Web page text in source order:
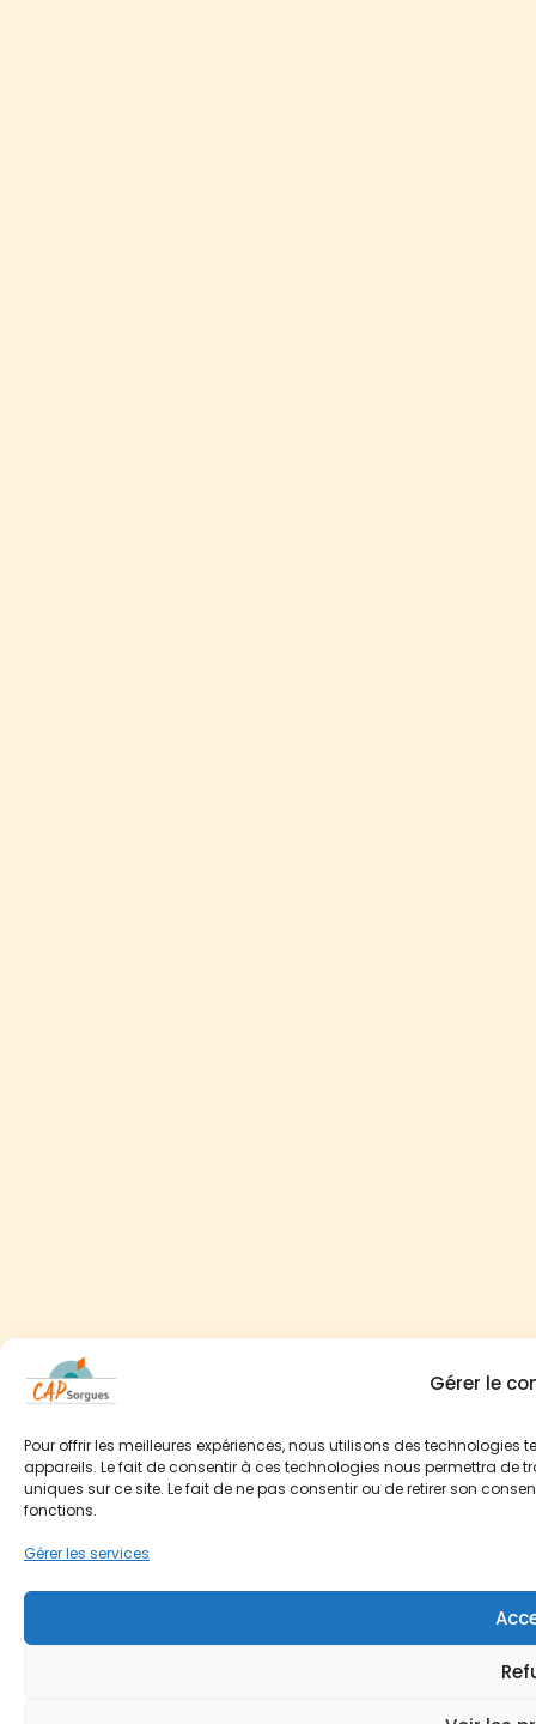
Gérer le
Pour offrir les meilleures expériences, nous utilisons des
appareils. Le fait de consentir à ces technologies nous permettra de
uniques sur ce site. Le fait de ne pas consentir ou de retirer son
fonctions.
Gérer les services